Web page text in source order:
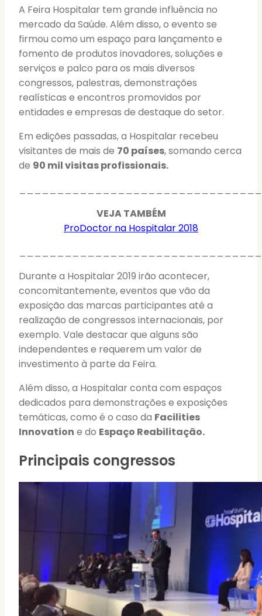
A Feira Hospitalar tem grande influência no
mercado da Saúde. Além disso, o evento se
firmou como um espaço para lançamento e
fomento de produtos inovadores, soluções e
serviços e palco para os mais diversos
congressos, palestras, demonstrações
realísticas e encontros promovidos por
entidades e empresas de destaque do setor.
Em edições passadas, a Hospitalar recebeu
visitantes de mais de 70 países, somando cerca
de 90 mil visitas profissionais.
VEJA TAMBÉM
ProDoctor na Hospitalar 2018
Durante a Hospitalar 2019 irão acontecer,
concomitantemente, eventos que vão da
exposição das marcas participantes até a
realização de congressos internacionais, por
exemplo. Vale destacar que alguns são
independentes e requerem um valor de
investimento à parte da Feira.
Além disso, a Hospitalar conta com espaços
dedicados para demonstrações e exposições
temáticas, como é o caso da Facilities
Innovation e do Espaço Reabilitação.
Principais congressos